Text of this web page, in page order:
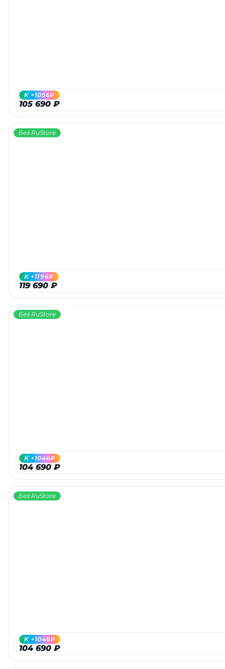
105 690 ₽
K +1056₽
Без RuStore
119 690 ₽
K +1196₽
Без RuStore
104 690 ₽
K +1046₽
Без RuStore
104 690 ₽
K +1046₽